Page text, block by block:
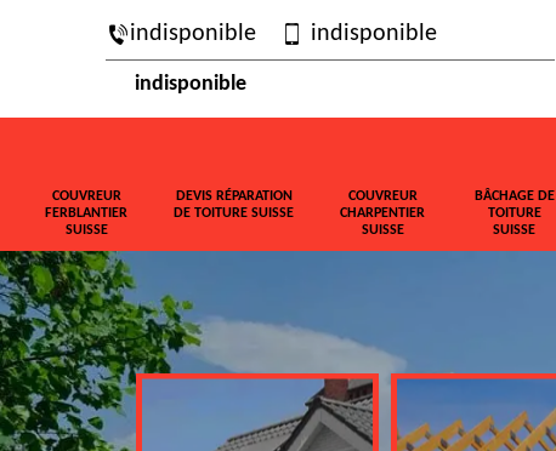
indisponible indisponible
indisponible
COUVREUR
FERBLANTIER
SUISSE
DEVIS RÉPARATION
DE TOITURE SUISSE
COUVREUR
CHARPENTIER
SUISSE
BÂCHAGE DE
TOITURE
SUISSE